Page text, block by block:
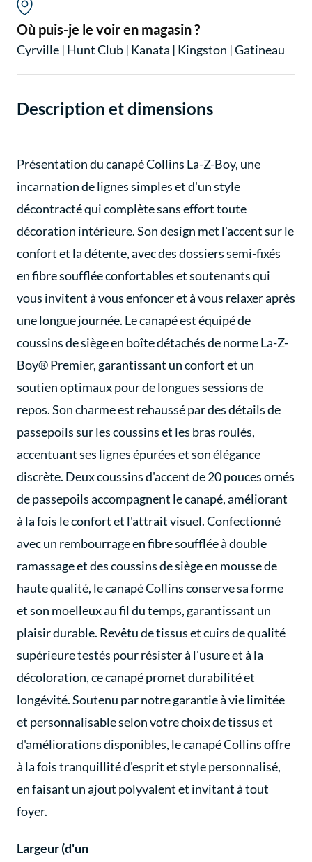
Où puis-je le voir en magasin ?
Cyrville | Hunt Club | Kanata | Kingston |Gatineau
Description et dimensions
Présentation du canapé Collins La-Z-Boy, une
incarnation de lignes simples et d'un style
décontracté qui complète sans effort toute
décoration intérieure. Son design met l'accent sur le
confort et la détente, avec des dossiers semi-fixés
en fibre soufflée confortables et soutenants qui
vous invitent à vous enfoncer et à vous relaxer après
une longue journée. Le canapé est équipé de
coussins de siège en boîte détachés de norme La-Z-
Boy® Premier, garantissant un confort et un
soutien optimaux pour de longues sessions de
repos. Son charme est rehaussé par des détails de
passepoils sur les coussins et les bras roulés,
accentuant ses lignes épurées et son élégance
discrète. Deux coussins d'accent de 20 pouces ornés
de passepoils accompagnent le canapé, améliorant
à la fois le confort et l'attrait visuel. Confectionné
avec un rembourrage en fibre soufflée à double
ramassage et des coussins de siège en mousse de
haute qualité, le canapé Collins conserve sa forme
et son moelleux au fil du temps, garantissant un
plaisir durable. Revêtu de tissus et cuirs de qualité
supérieure testés pour résister à l'usure et à la
décoloration, ce canapé promet durabilité et
longévité. Soutenu par notre garantie à vie limitée
et personnalisable selon votre choix de tissus et
d'améliorations disponibles, le canapé Collins offre
à la fois tranquillité d'esprit et style personnalisé,
en faisant un ajout polyvalent et invitant à tout
foyer.
Largeur (d'un